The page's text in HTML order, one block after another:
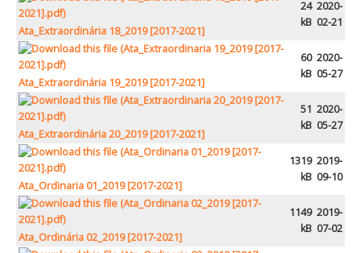
Feiras, Festas e Romarias
Gastronomia
Percursos e Roteiros
GALERIA DE FOTOS
Ata_Extraordinária 18_2019 [2017-2021]
24
kB
2020-
02-21
Ata_Extraordinária 19_2019 [2017-2021]
60
kB
2020-
05-27
Ata_Extraordinária 20_2019 [2017-2021]
51
kB
2020-
05-27
Ata_Ordinaria 01_2019 [2017-2021]
1319
kB
2019-
09-10
Ata_Ordinária 02_2019 [2017-2021]
1149
kB
2019-
07-02